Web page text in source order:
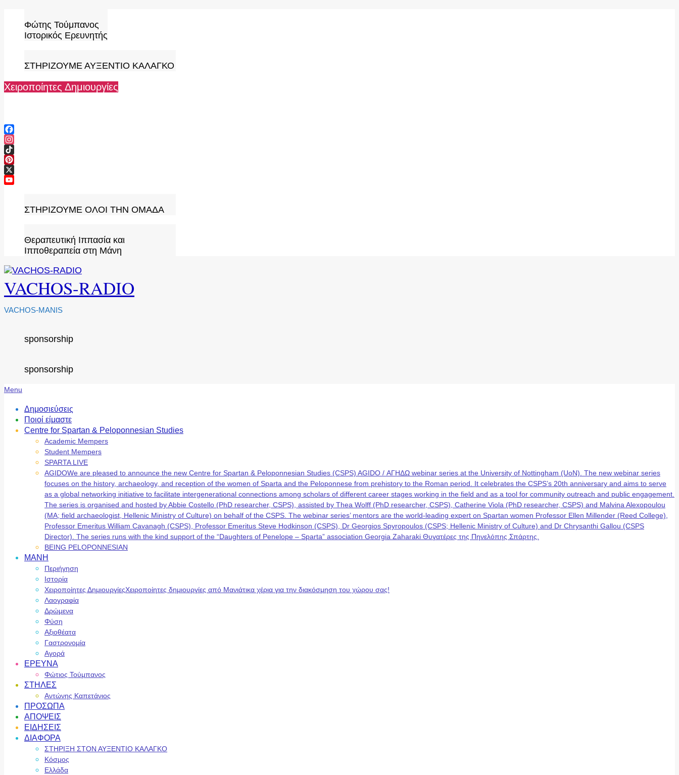
content
Φώτης Τούμπανος
Ιστορικός Ερευνητής
ΣΤΗΡΙΖΟΥΜΕ ΑΥΞΕΝΤΙΟ ΚΑΛΑΓΚΟ
Χειροποίητες Δημιουργίες
Facebook
Instagram
TikTok
Pinterest
X
ΣΤΗΡΙΖΟΥΜΕ ΟΛΟΙ ΤΗΝ ΟΜΑΔΑ
Θεραπευτική Ιππασία και
Ιπποθεραπεία στη Μάνη
VACHOS-RADIO
VACHOS-MANIS
sponsorship
sponsorship
Secondary
Menu
Menu
Δημοσιεύσεις
Ποιοί είμαστε
Centre for Spartan & Peloponnesian Studies
Academic Mempers
Student Mempers
SPARTA LIVE
AGIDOWe are pleased to announce the new Centre for Spartan & Peloponnesian Studies (CSPS) AGIDO / ΑΓΗΔΩ webinar series at the University of Nottingham (UoN). The new webinar series
focuses on the history, archaeology, and reception of the women of Sparta and the Peloponnese from prehistory to the Roman period. It celebrates the CSPS’s 20th anniversary and aims to serve
as a global networking initiative to facilitate intergenerational connections among scholars of different career stages working in the field and as a tool for community outreach and public engagement.
The series is organised and hosted by Abbie Costello (PhD researcher, CSPS), assisted by Thea Wolff (PhD researcher, CSPS), Catherine Viola (PhD researcher, CSPS) and Malvina Alexopoulou
(MA; field archaeologist, Hellenic Ministry of Culture) on behalf of the CSPS. The webinar series’ mentors are the world-leading expert on Spartan women Professor Ellen Millender (Reed College),
Professor Emeritus William Cavanagh (CSPS), Professor Emeritus Steve Hodkinson (CSPS), Dr Georgios Spyropoulos (CSPS; Hellenic Ministry of Culture) and Dr Chrysanthi Gallou (CSPS
Director). The series runs with the kind support of the “Daughters of Penelope – Sparta” association Georgia Zaharaki Θυγατέρες της Πηνελόπης Σπάρτης.
BEING PELOPONNESIAN
ΜΑΝΗ
Περιήγηση
Ιστορία
Χειροποίητες ΔημιουργίεςΧειροποίητες δημιουργίες από Μανιάτικα χέρια για την διακόσμηση του χώρου σας!
Λαογραφία
Δρώμενα
Φύση
Αξιοθέατα
Γαστρονομία
Αγορά
ΕΡΕΥΝΑ
Φώτιος Τούμπανος
ΣΤΗΛΕΣ
Αντώνης Καπετάνιος
ΠΡΟΣΩΠΑ
ΑΠΟΨΕΙΣ
ΕΙΔΗΣΕΙΣ
ΔΙΑΦΟΡΑ
ΣΤΗΡΙΞΗ ΣΤΟΝ ΑΥΞΕΝΤΙΟ ΚΑΛΑΓΚΟ
Κόσμος
Ελλάδα